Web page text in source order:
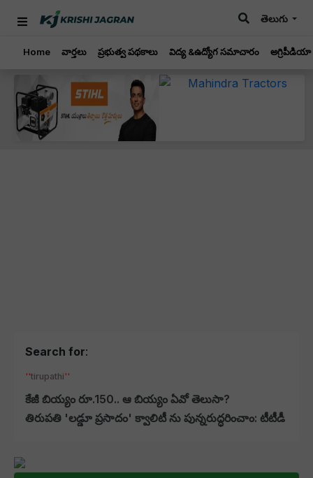
తెలుగు
Home వార్తలు ప్రభుత్వ పథకాలు విద్య &ఉద్యోగ సమాచారం అగ్రిపీడియా
Search for:
tirupathi
కేజీ బియ్యం రూ.150.. ఆ బియ్యం ఏవో తెలుసా?
తిరుపతి 'లడ్డూ ప్రసాదం' క్వాలిటీ ను పున్నరుద్ధరించాం: టీటీడీ